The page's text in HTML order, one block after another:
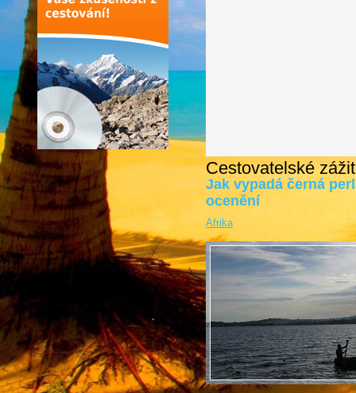
Cestovatelské
Jak vypadá černá
ocenění
Afrika